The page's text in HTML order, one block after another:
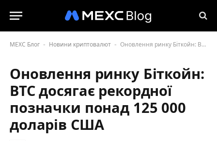
MEXC Блог - Новини криптовалют - Оновлення ринку Біткойн: BTC досягає рекордної позначки понад 125 000 доларів США
Оновлення ринку Біткойн:
BTC досягає рекордної
позначки понад 125 000
доларів США